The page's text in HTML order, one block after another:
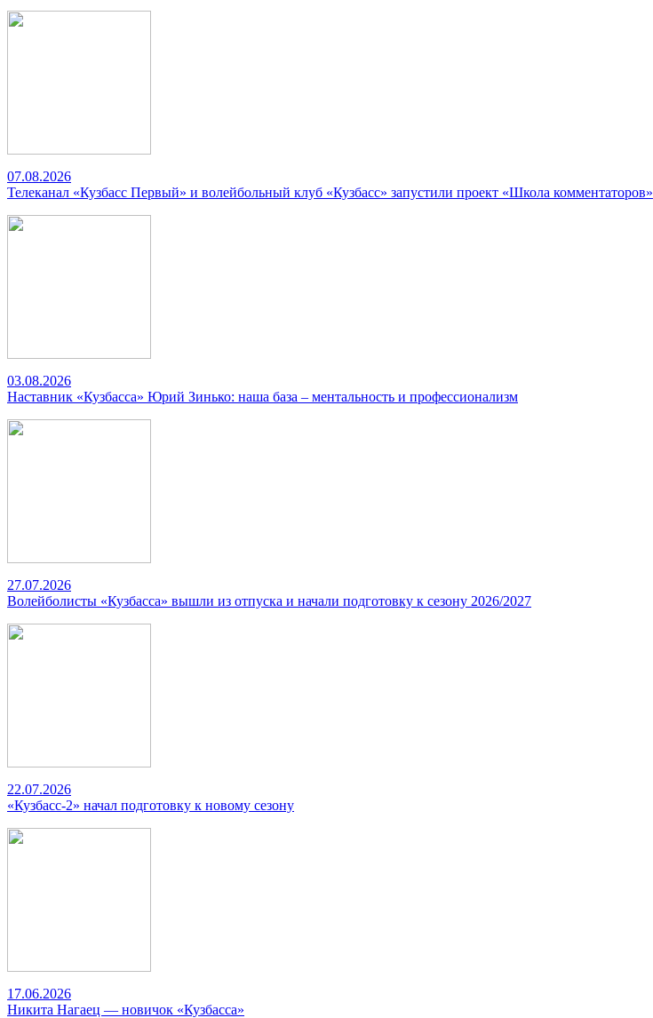
07.08.2026
Телеканал «Кузбасс Первый» и волейбольный клуб «Кузбасс» запустили проект «Школа комментаторов»
03.08.2026
Наставник «Кузбасса» Юрий Зинько: наша база – ментальность и профессионализм
27.07.2026
Волейболисты «Кузбасса» вышли из отпуска и начали подготовку к сезону 2026/2027
22.07.2026
«Кузбасс-2» начал подготовку к новому сезону
17.06.2026
Никита Нагаец — новичок «Кузбасса»